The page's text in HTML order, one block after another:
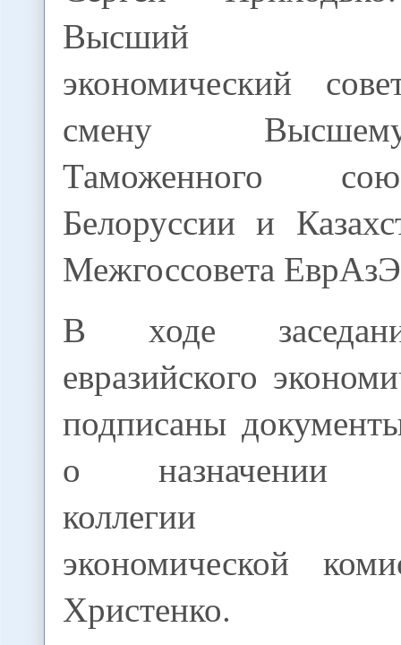
Высший
экономический
смену
Таможенного
Белоруссии и
Межгоссовета
В ходе
евразийского
подписаны
о назначении
коллегии
экономической
Христенко.